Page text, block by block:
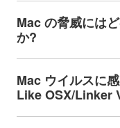
Mac の脅威には
か?
Mac ウイルスに
Like OSX/Linker